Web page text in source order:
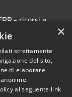
- ricorsi e
2026 • Comune di
• Powered by
×
strettamente
del sito,
di elaborare
al seguente link